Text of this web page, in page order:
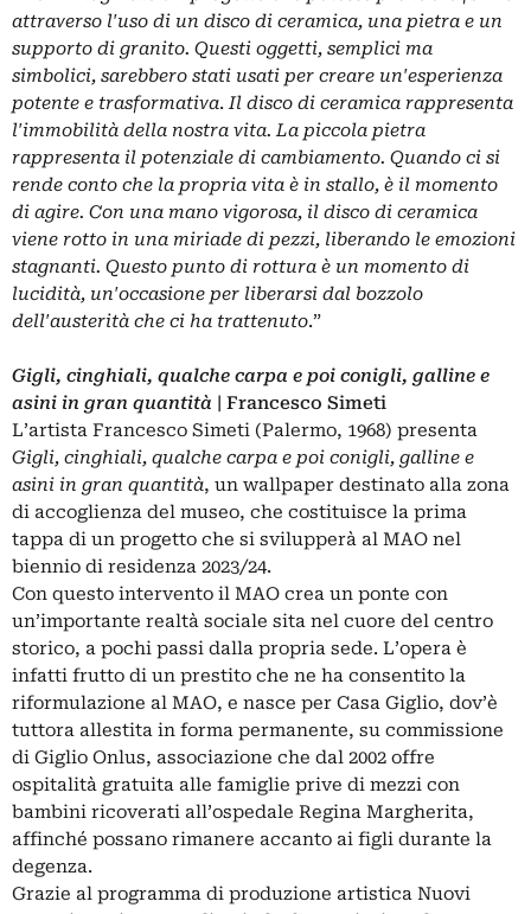
attraverso l'uso di un disco di ceramica, una pietra e un
supporto di granito. Questi oggetti, semplici ma
simbolici, sarebbero stati usati per creare un'esperienza
potente e trasformativa.Il disco di ceramica rappresenta
l'immobilità della nostra vita. La piccola pietra
rappresenta il potenziale di cambiamento. Quando ci si
rende conto che la propria vita è in stallo, è il momento
di agire. Con una mano vigorosa, il disco di ceramica
viene rotto in una miriade di pezzi, liberando le emozioni
stagnanti. Questo punto di rottura è un momento di
lucidità, un'occasione per liberarsi dal bozzolo
dell'austerità che ci ha trattenuto.”
Gigli, cinghiali, qualche carpa e poi conigli, galline e
asini in gran quantità | Francesco Simeti
L’artista Francesco Simeti (Palermo, 1968) presenta
Gigli, cinghiali, qualche carpa e poi conigli, galline e
asini in gran quantità, un wallpaper destinato alla zona
di accoglienza del museo, che costituisce la prima
tappa di un progetto che si svilupperà al MAO nel
biennio di residenza 2023/24.
Con questo intervento il MAO crea un ponte con
un’importante realtà sociale sita nel cuore del centro
storico, a pochi passi dalla propria sede. L’opera è
infatti frutto di un prestito che ne ha consentito la
riformulazione al MAO, e nasce per Casa Giglio, dov’è
tuttora allestita in forma permanente, su commissione
di Giglio Onlus, associazione che dal 2002 offre
ospitalità gratuita alle famiglie prive di mezzi con
bambini ricoverati all’ospedale Regina Margherita,
affinché possano rimanere accanto ai figli durante la
degenza.
Grazie al programma di produzione artistica Nuovi